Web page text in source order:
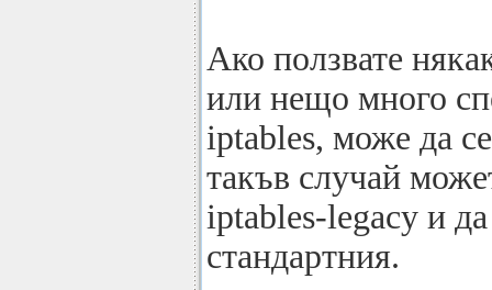
Ако ползвате
или нещо много
iptables, може да
такъв случай
iptables-legacy и
стандартния.